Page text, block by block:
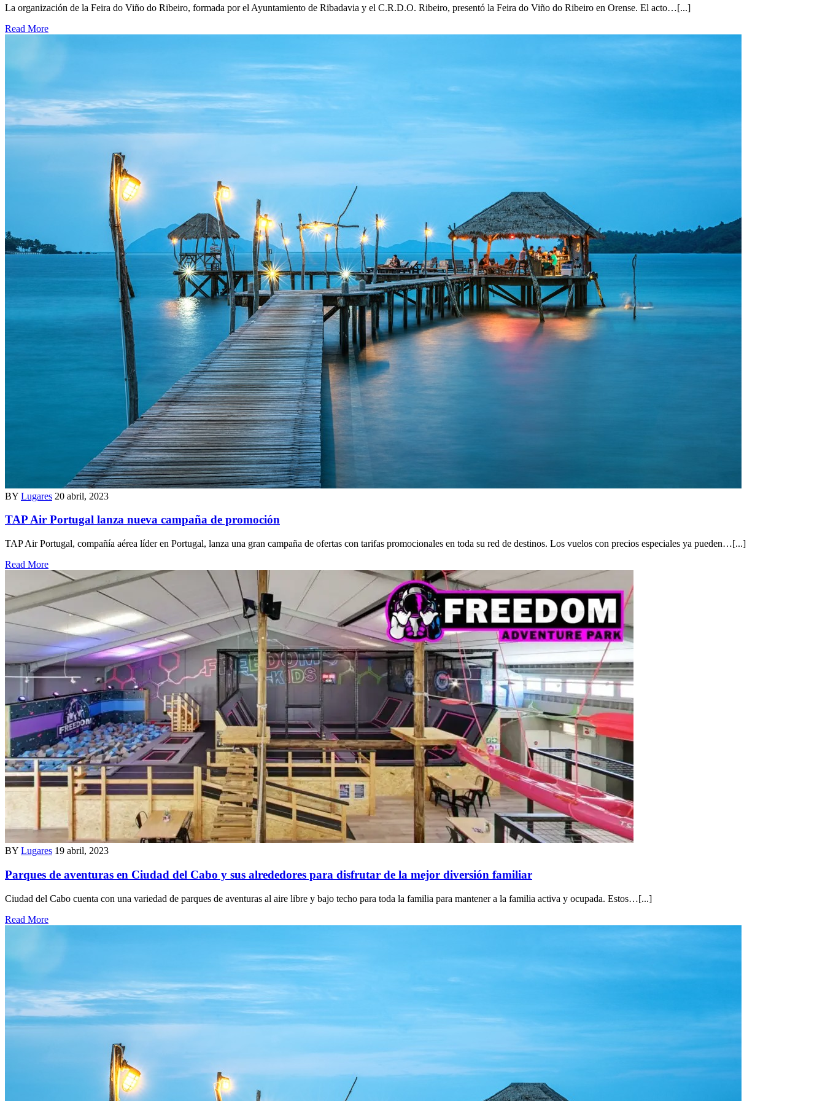
La organización de la Feira do Viño do Ribeiro, formada por el Ayuntamiento de Ribadavia y el C.R.D.O. Ribeiro, presentó la Feira do Viño do Ribeiro en Orense. El acto…[...]
Read More
BY Lugares 20 abril, 2023
TAP Air Portugal lanza nueva campaña de promoción
TAP Air Portugal, compañía aérea líder en Portugal, lanza una gran campaña de ofertas con tarifas promocionales en toda su red de destinos. Los vuelos con precios especiales ya pueden…[...]
Read More
BY Lugares 19 abril, 2023
Parques de aventuras en Ciudad del Cabo y sus alrededores para disfrutar de la mejor diversión familiar
Ciudad del Cabo cuenta con una variedad de parques de aventuras al aire libre y bajo techo para toda la familia para mantener a la familia activa y ocupada. Estos…[...]
Read More